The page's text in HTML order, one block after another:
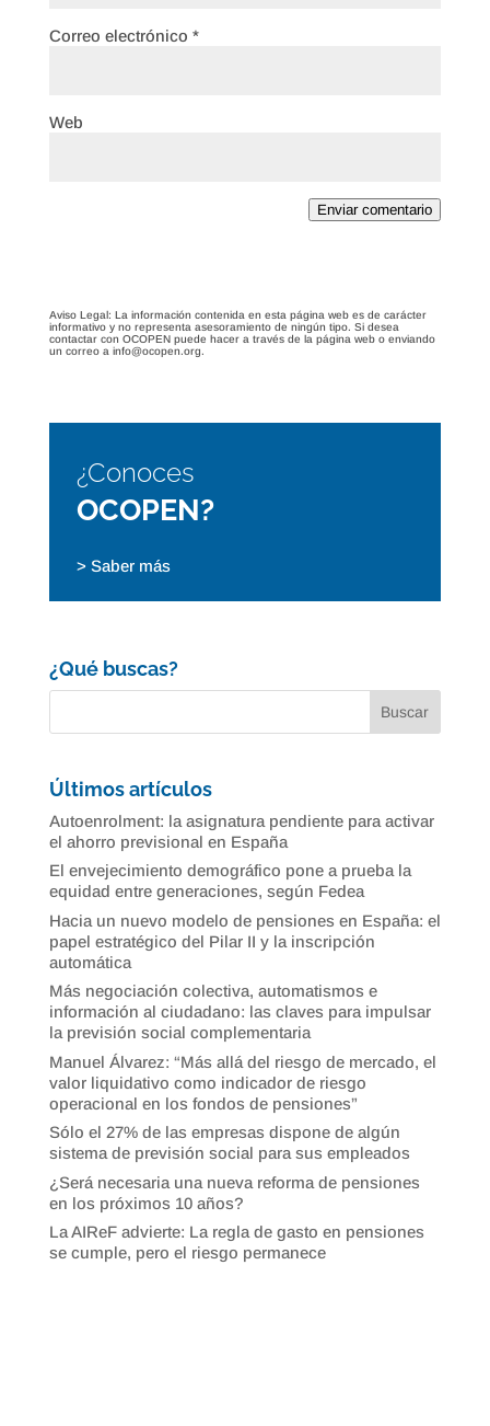
Correo electrónico *
Web
Enviar comentario
Aviso Legal: La información contenida en esta página web es de carácter
informativo y no representa asesoramiento de ningún tipo. Si desea
contactar con OCOPEN puede hacer a través de la página web o enviando
un correo a info@ocopen.org.
¿Conoces
OCOPEN?
> Saber más
¿Qué buscas?
Últimos artículos
Autoenrolment: la asignatura pendiente para activar
el ahorro previsional en España
El envejecimiento demográfico pone a prueba la
equidad entre generaciones, según Fedea
Hacia un nuevo modelo de pensiones en España: el
papel estratégico del Pilar II y la inscripción
automática
Más negociación colectiva, automatismos e
información al ciudadano: las claves para impulsar
la previsión social complementaria
Manuel Álvarez: “Más allá del riesgo de mercado, el
valor liquidativo como indicador de riesgo
operacional en los fondos de pensiones”
Sólo el 27% de las empresas dispone de algún
sistema de previsión social para sus empleados
¿Será necesaria una nueva reforma de pensiones
en los próximos 10 años?
La AIReF advierte: La regla de gasto en pensiones
se cumple, pero el riesgo permanece